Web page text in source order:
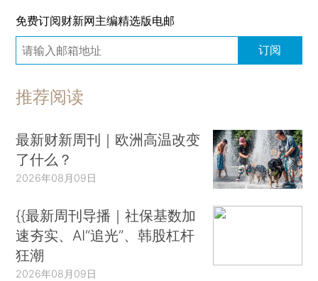
免费订阅财新网主编精选版电邮
订阅
推荐阅读
最新财新周刊｜欧洲高温改变
了什么？
2026年08月09日
{{最新周刊导播｜社保基数加
速夯实、AI“追光”、韩股杠杆
狂潮
2026年08月09日